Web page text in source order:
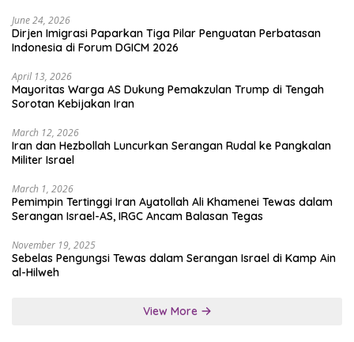
June 24, 2026
Dirjen Imigrasi Paparkan Tiga Pilar Penguatan Perbatasan
Indonesia di Forum DGICM 2026
April 13, 2026
Mayoritas Warga AS Dukung Pemakzulan Trump di Tengah
Sorotan Kebijakan Iran
March 12, 2026
Iran dan Hezbollah Luncurkan Serangan Rudal ke Pangkalan
Militer Israel
March 1, 2026
Pemimpin Tertinggi Iran Ayatollah Ali Khamenei Tewas dalam
Serangan Israel-AS, IRGC Ancam Balasan Tegas
November 19, 2025
Sebelas Pengungsi Tewas dalam Serangan Israel di Kamp Ain
al-Hilweh
View More